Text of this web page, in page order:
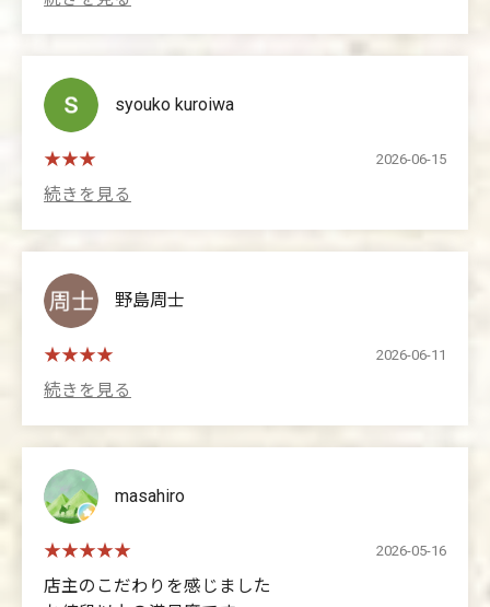
However, the food and the owner's dedication are
wonderful,
so I'll give it 4 stars.
山皆さんに教えてあげたいのに言葉が出て来ない。
とにかく本当に美味しい！まず皆さんお店に来て食
等しい土地柄。是非お店に来てオーナーとお話しし
てみてください。気さくな人ですよ🤗
(Translated by Google)
Located in a residential area, this restaurant has a
and relaxing to eat. They serve hydrogen water for
drinking, and even the coffee is made with hydrogen
water. The white rice is also cooked with hydrogen
water, resulting in perfectly cooked grains. The meat
is A4 grade Wagyu lean beef, which is tender,
delicious, and has a clean, sweet flavor. If the portion
was a beautiful red, or perhaps a deep orange—it's
hard to describe. All I can say is that the egg was
incredibly fresh! Now, onto the sukiyaki. Each person
gets their own dedicated pot, and the owner seasons
and cooks the first portion for you. I visited today for
The restaurant had a warm atmosphere, the staff
explained the ingredients carefully, and the food was
delicious. I'm looking forward to the new summer
menu that will be coming soon.
syouko kuroiwa
2026-06-15
野島周士
2026-06-11
masahiro
2026-05-16
店主のこだわりを感じました